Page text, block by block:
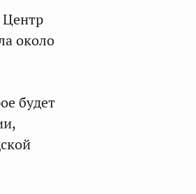
Центр
около
будет